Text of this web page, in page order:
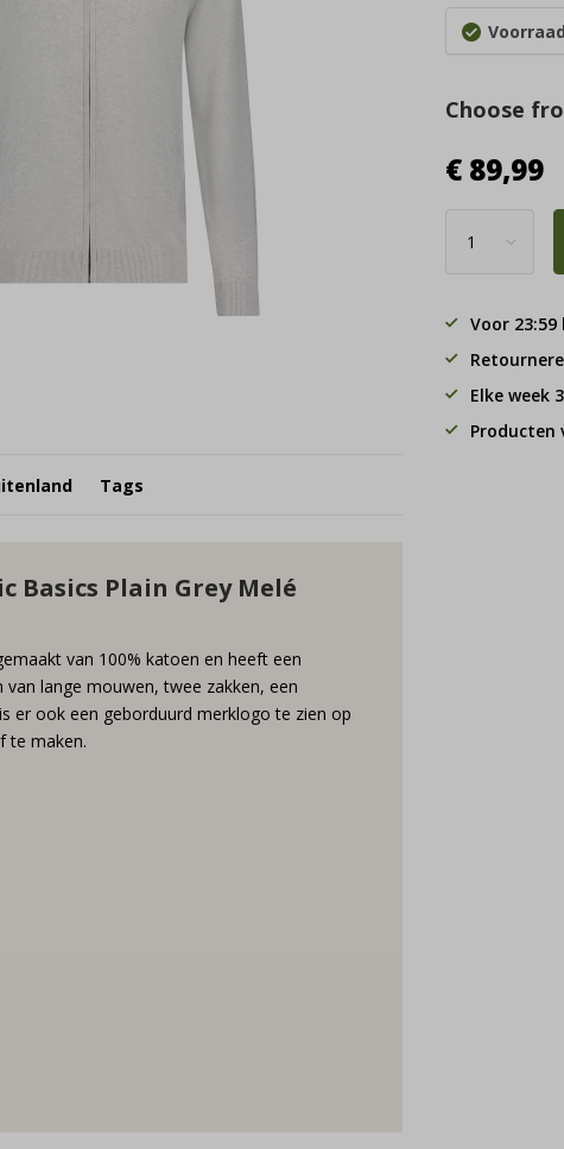
Choose
€ 89,99
Voor
Elke week
Producten
Tags
Basics Plain Grey Melé
van 100% katoen en heeft een
lange mouwen, twee zakken, een
er ook een geborduurd merklogo te zien op
te maken.